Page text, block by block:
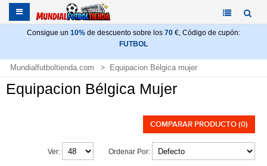
Consigue un 10% de descuento sobre los 70 €, Código de cupón:
FUTBOL
Mundialfutboltienda.com Equipacion Bélgica mujer
Equipacion Bélgica Mujer
COMPARAR PRODUCTO (0)
Ordenar Por:
Ver: